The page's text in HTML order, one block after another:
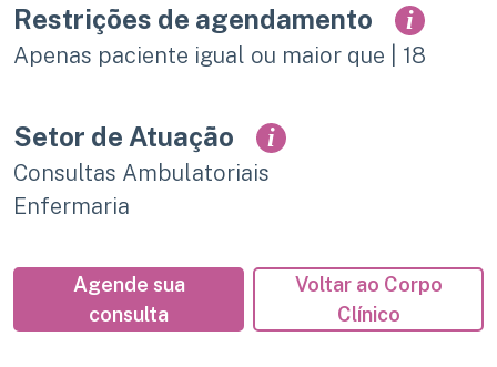
Restrições de agendamento i
Apenas paciente igual ou maior que | 18
Setor de Atuação i
Consultas Ambulatoriais
Enfermaria
Agende sua
consulta
Voltar ao Corpo
Clínico